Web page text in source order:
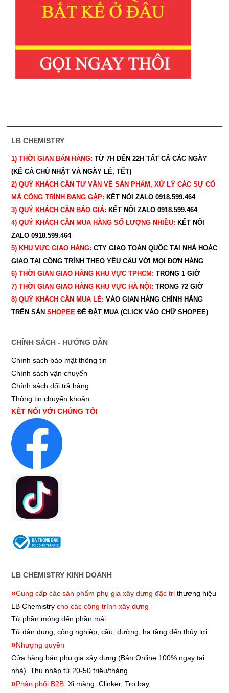
LB CHEMISTRY
1) THỜI GIAN BÁN HÀNG: TỪ 7H ĐẾN 22H TẤT CẢ CÁC NGÀY
(KỂ CẢ CHỦ NHẬT VÀ NGÀY LỄ, TẾT)
2) QUÝ KHÁCH CẦN TƯ VẤN VỀ SẢN PHẨM, XỬ LÝ CÁC SỰ CỐ
MÀ CÔNG TRÌNH ĐANG GẶP: KẾT NỐI ZALO 0918.599.464
3) QUÝ KHÁCH CẦN BÁO GIÁ: KẾT NỐI ZALO 0918.599.464
4) QUÝ KHÁCH CẦN MUA HÀNG SỐ LƯỢNG NHIỀU: KẾT NỐI
ZALO 0918.599.464
5) KHU VỰC GIAO HÀNG: CTY GIAO TOÀN QUỐC TẠI NHÀ HOẶC
GIAO TẠI CÔNG TRÌNH THEO YÊU CẦU VỚI MỌI ĐƠN HÀNG
6) THỜI GIAN GIAO HÀNG KHU VỰC TPHCM: TRONG 1 GIỜ
7) THỜI GIAN GIAO HÀNG KHU VỰC HÀ NỘI: TRONG 72 GIỜ
8) QUÝ KHÁCH CẦN MUA LẺ: VÀO GIAN HÀNG CHÍNH HÃNG
TRÊN SÀN SHOPEEĐỂ ĐẶT MUA (CLICK VÀO CHỮ SHOPEE)
CHÍNH SÁCH - HƯỚNG DẪN
Chính sách bảo mật thông tin
Chính sách vận chuyển
Chính sách đổi trả hàng
Thông tin chuyển khoản
KẾT NỐI VỚI CHÚNG TÔI
LB CHEMISTRY KINH DOANH
»Cung cấp các sản phẩm phụ gia xây dựng đặc trị thương hiệu
LB Chemistrycho các công trình xây dựng
Từ phần móng đến phần mái.
Từ dân dụng, công nghiệp, cầu, đường, hạ tầng đến thủy lợi
»Nhượng quyền
Cửa hàng bán phụ gia xây dựng (Bán Online 100% ngay tại
nhà). Thu nhập từ 20-50 triệu/tháng
»Phân phối B2B: Xi măng, Clinker, Tro bay